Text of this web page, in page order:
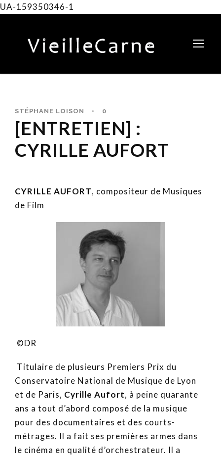
UA-159350346-1
STÉPHANE LOISON • 0
[ENTRETIEN] :
CYRILLE AUFORT
CYRILLE AUFORT, compositeur de Musiques
de Film
©DR
Titulaire de plusieurs Premiers Prix du
Conservatoire National de Musique de Lyon
et de Paris, Cyrille Aufort, à peine quarante
ans a tout d’abord composé de la musique
pour des documentaires et des courts-
métrages. Il a fait ses premières armes dans
le cinéma en qualité d’orchestrateur. Il a